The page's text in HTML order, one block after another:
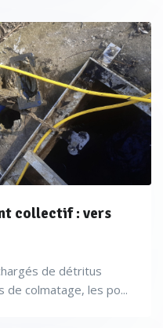
collectif : vers
de détritus
colmatage, les po...